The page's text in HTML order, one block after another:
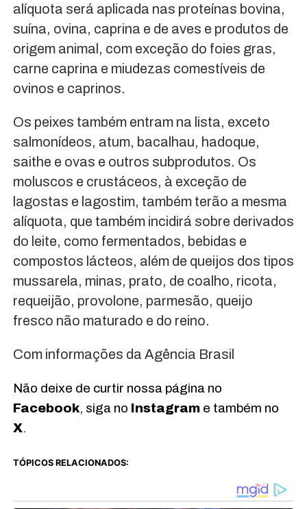
alíquota será aplicada nas proteínas bovina,
suína, ovina, caprina e de aves e produtos de
origem animal, com exceção do foies gras,
carne caprina e miudezas comestíveis de
ovinos e caprinos.
Os peixes também entram na lista, exceto
salmonídeos, atum, bacalhau, hadoque,
saithe e ovas e outros subprodutos. Os
moluscos e crustáceos, à exceção de
lagostas e lagostim, também terão a mesma
alíquota, que também incidirá sobre derivados
do leite, como fermentados, bebidas e
compostos lácteos, além de queijos dos tipos
mussarela, minas, prato, de coalho, ricota,
requeijão, provolone, parmesão, queijo
fresco não maturado e do reino.
Com informações da Agência Brasil
Não deixe de curtir nossa página no
Facebook, siga no Instagrame também no
X.
TÓPICOS RELACIONADOS: